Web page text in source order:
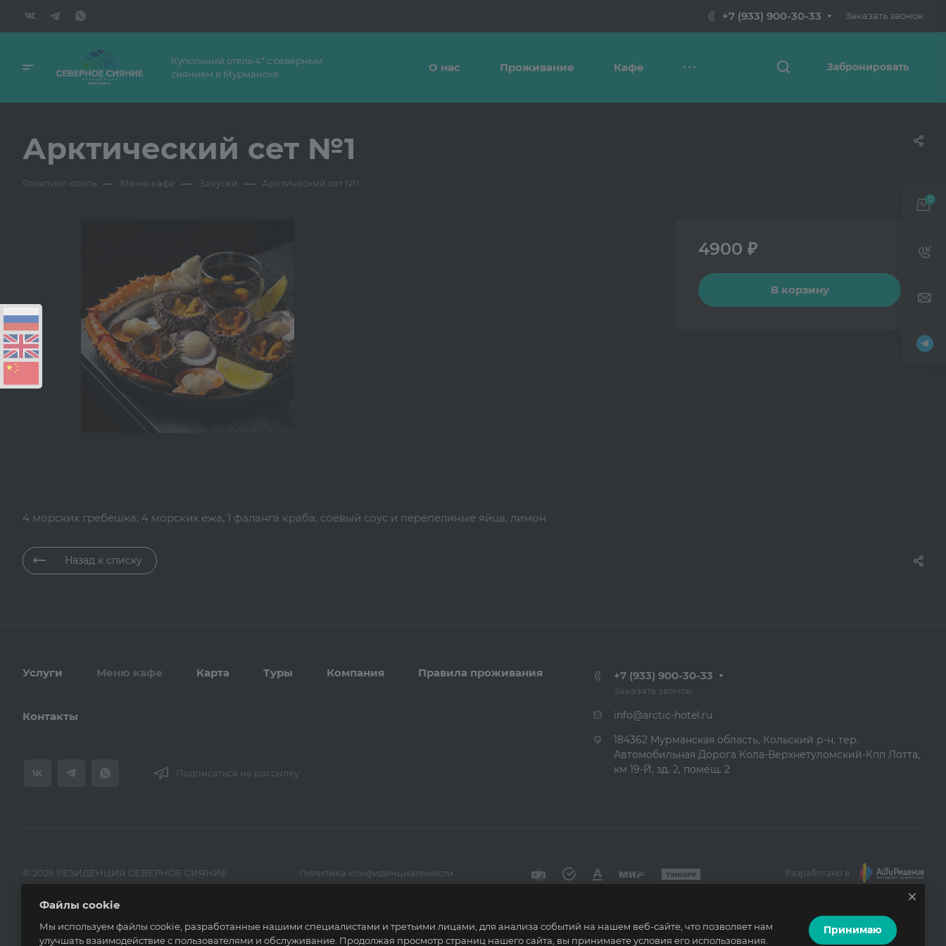
+7 (933) 900-30-33 Заказать звонок
Купольный отель 4* с северным
сиянием в Мурманске
О нас Проживание Кафе Забронировать
Арктический сет №1
Глэмпинг-отель — Меню кафе — Закуски — Арктический сет №1
4900 ₽
В корзину
4 морских гребешка, 4 морских ежа, 1 фаланга краба, соевый соус и перепелиные яйца, лимон
Назад к списку
Услуги Меню кафе Карта Туры Компания Правила проживания
Контакты
Подписаться на рассылку
+7 (933) 900-30-33
Заказать звонок
info@arctic-hotel.ru
184362 Мурманская область, Кольский р-н, тер.
Автомобильная Дорога Кола-Верхнетуломский-Кпп Лотта,
км 19-Й, зд. 2, помещ. 2
© 2026 РЕЗИДЕНЦИЯ СЕВЕРНОЕ СИЯНИЕ Политика конфиденциальности Разработано в
0
Файлы cookie
Мы используем файлы cookie, разработанные нашими специалистами и третьими лицами, для анализа событий на нашем веб-сайте, что позволяет нам
улучшать взаимодействие с пользователями и обслуживание. Продолжая просмотр страниц нашего сайта, вы принимаете условия его использования.
Принимаю